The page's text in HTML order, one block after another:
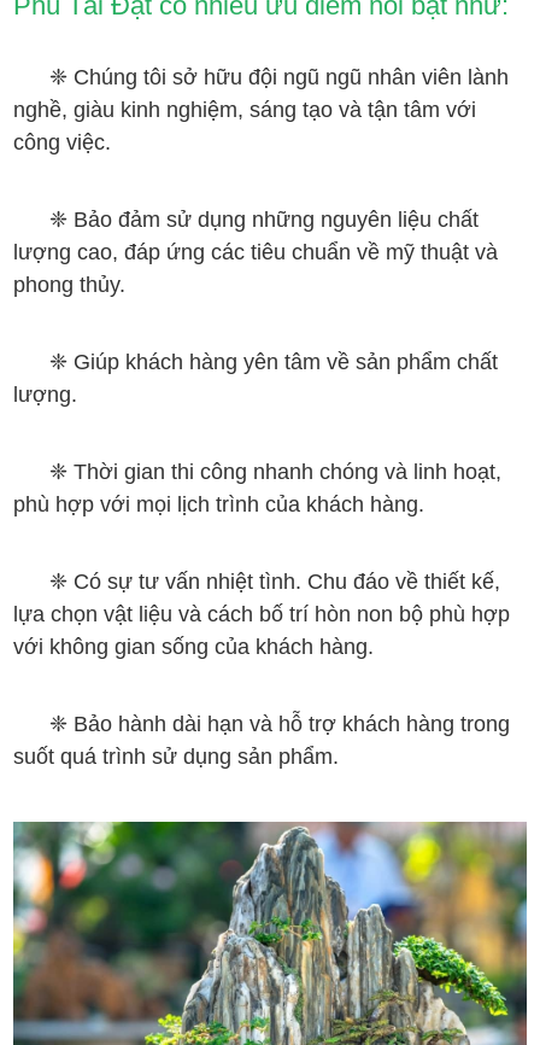
❈ Chúng tôi sở hữu đội ngũ ngũ nhân viên lành
nghề, giàu kinh nghiệm, sáng tạo và tận tâm với
công việc.
❈ Bảo đảm sử dụng những nguyên liệu chất
lượng cao, đáp ứng các tiêu chuẩn về mỹ thuật và
phong thủy.
❈ Giúp khách hàng yên tâm về sản phẩm chất
lượng.
❈Thời gian thi công nhanh chóng và linh hoạt,
phù hợp với mọi lịch trình của khách hàng.
❈ Có sự tư vấn nhiệt tình. Chu đáo về thiết kế,
lựa chọn vật liệu và cách bố trí hòn non bộ phù hợp
với không gian sống của khách hàng.
❈ Bảo hành dài hạn và hỗ trợ khách hàng trong
suốt quá trình sử dụng sản phẩm.